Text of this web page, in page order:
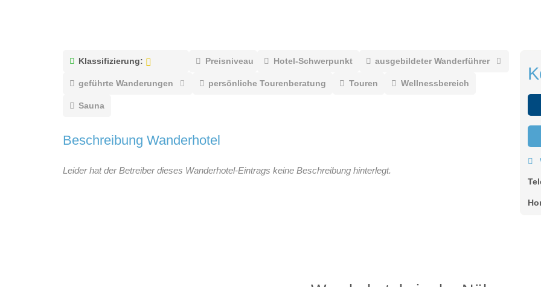
Klassifizierung: Preisniveau Hotel-Schwerpunkt ausgebildeter Wanderführer
geführte Wanderungen persönliche Tourenberatung Touren Wellnessbereich
Sauna
Beschreibung Wanderhotel
Leider hat der Betreiber dieses Wanderhotel-Eintrags keine Beschreibung hinterlegt.